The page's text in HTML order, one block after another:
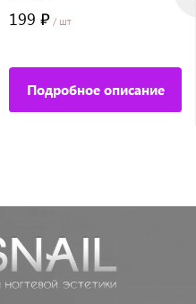
199 ₽ / шт
Подробное описание